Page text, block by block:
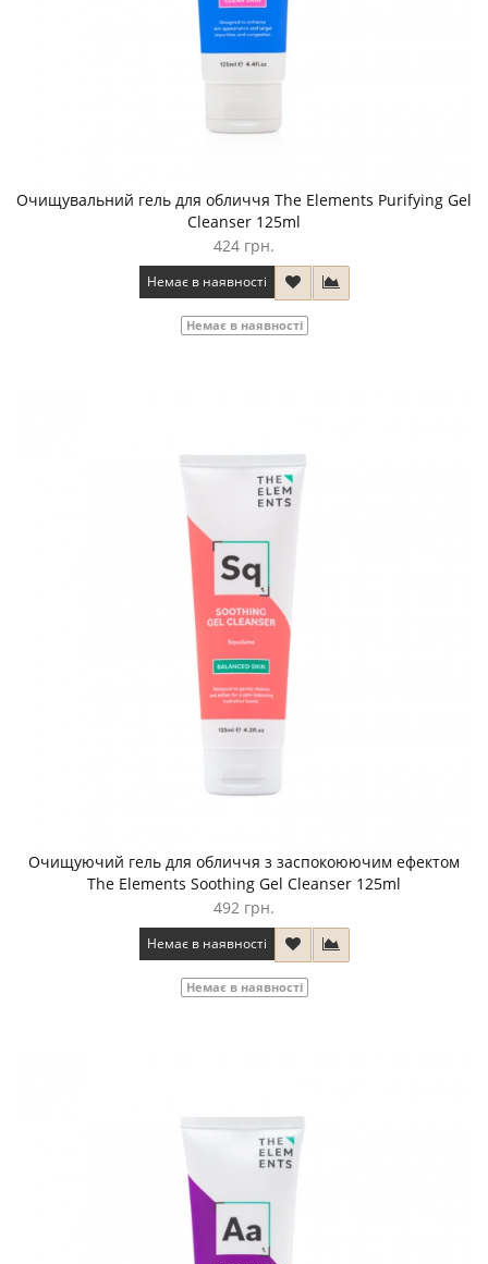
Очищувальний гель для обличчя The Elements Purifying Gel
Cleanser 125ml
424 грн.
Немає в наявності
Немає в наявності
Очищуючий гель для обличчя з заспокоюючим ефектом
The Elements Soothing Gel Cleanser 125ml
492 грн.
Немає в наявності
Немає в наявності